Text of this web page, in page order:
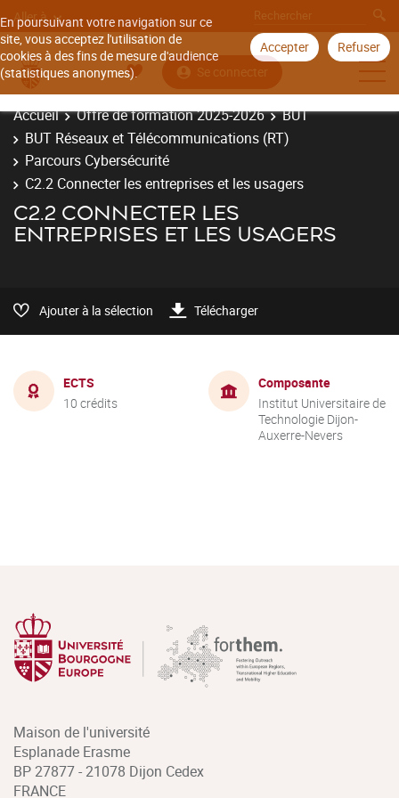
En poursuivant votre navigation sur ce
site, vous acceptez l'utilisation de
cookies à des fins de mesure d'audience
(statistiques anonymes).
Accepter Refuser
Aller à
Se connecter
Accueil Offre de formation 2025-2026
BUT
BUT Réseaux et Télécommunications (RT)
Parcours Cybersécurité
C2.2 Connecter les entreprises et les usagers
C2.2 CONNECTER LES
ENTREPRISES ET LES USAGERS
Ajouter à la sélection Télécharger
ECTS
10 crédits
Composante
Institut Universitaire de
Technologie Dijon-
Auxerre-Nevers
Maison de l'université
Esplanade Erasme
BP 27877 - 21078 Dijon Cedex
FRANCE